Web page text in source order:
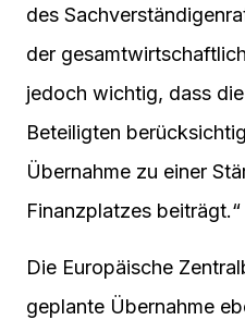
des
der
jedoch wichtig, dass
Beteiligten
Übernahme zu einer
Finanzplatzes beiträgt.“
Die Europäische
geplante Übernahme